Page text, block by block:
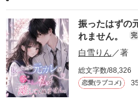
振ったはずの
れません。
完
白雪りん ／著
総文字数/88,326
恋愛(ラブコメ)